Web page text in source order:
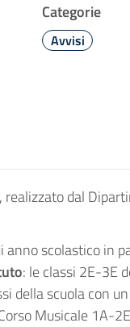
Categorie
Avvisi
, realizzato dal
scolastico in
: le classi 2E-3E
della scuola con
Musicale 1A-